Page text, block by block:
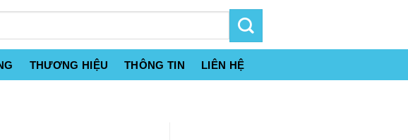
THƯƠNG HIỆU THÔNG TIN LIÊN HỆ